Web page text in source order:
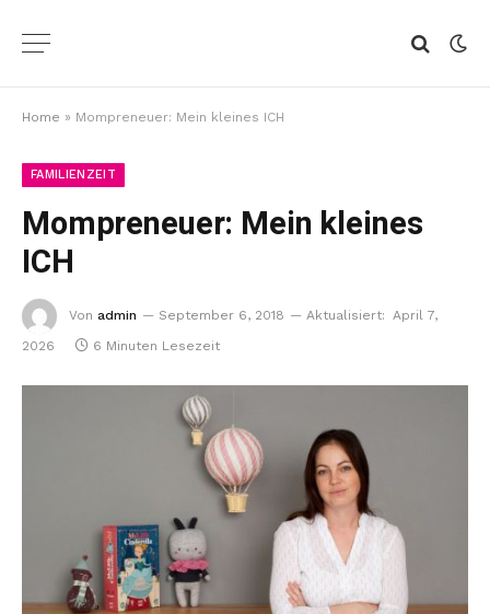
Home » Mompreneuer: Mein kleines ICH
FAMILIENZEIT
Mompreneuer: Mein kleines
ICH
Von admin September 6, 2018 Aktualisiert: April 7,
2026
6 Minuten Lesezeit